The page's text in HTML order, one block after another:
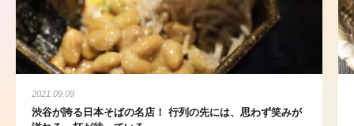
2021.09.09
渋谷が誇る日本そばの名店！ 行列の先には、思わず笑みが